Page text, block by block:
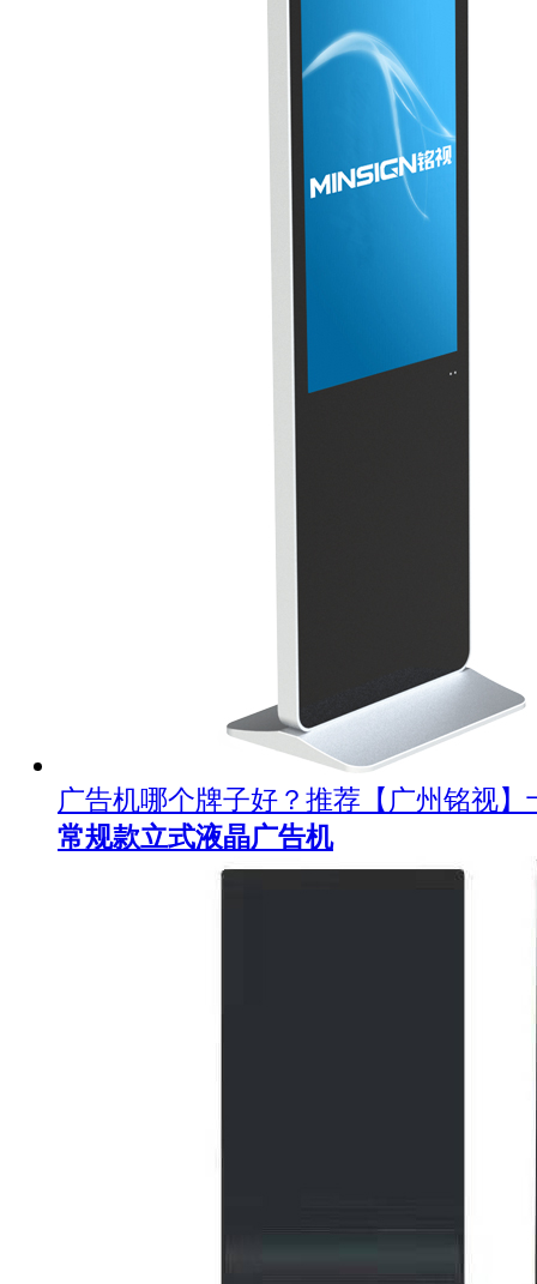
广告机哪个牌子好？推荐【广州铭视
常规款立式液晶广告机